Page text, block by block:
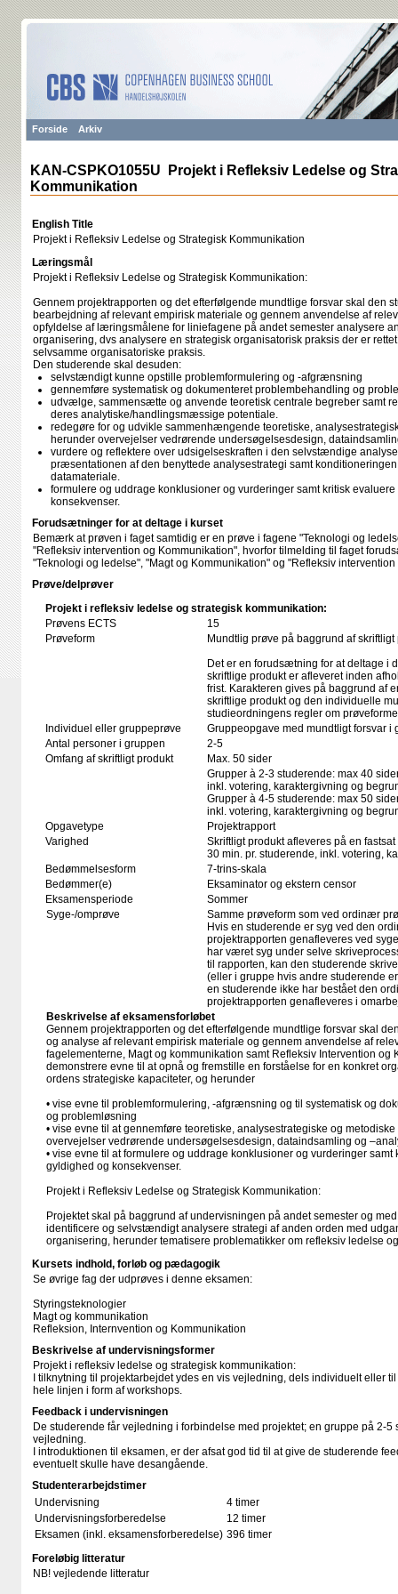
Forside Arkiv
KAN-CSPKO1055U Projekt i Refleksiv Ledelse og
Kommunikation
English Title
Projekt i Refleksiv Ledelse og Strategisk Kommunikation
Læringsmål
Projekt i Refleksiv Ledelse og Strategisk Kommunikation:
Gennem projektrapporten og det efterfølgende mundtlige forsvar skal den
bearbejdning af relevant empirisk materiale og gennem anvendelse af
opfyldelse af læringsmålene for liniefagene på andet semester analysere
organisering, dvs analysere en strategisk organisatorisk praksis der er
selvsamme organisatoriske praksis.
Den studerende skal desuden:
selvstændigt kunne opstille problemformulering og -afgrænsning
gennemføre systematisk og dokumenteret problembehandling og
udvælge, sammensætte og anvende teoretisk centrale begreber samt
deres analytiske/handlingsmæssige potentiale.
redegøre for og udvikle sammenhængende teoretiske,
herunder overvejelser vedrørende undersøgelsesdesign,
vurdere og reflektere over udsigelseskraften i den selvstændige
præsentationen af den benyttede analysestrategi samt
datamateriale.
formulere og uddrage konklusioner og vurderinger samt kritisk
konsekvenser.
Forudsætninger for at deltage i kurset
Bemærk at prøven i faget samtidig er en prøve i fagene "Teknologi og
"Refleksiv intervention og Kommunikation", hvorfor tilmelding til faget
"Teknologi og ledelse", "Magt og Kommunikation" og "Refleksiv
Prøve/delprøver
Projekt i refleksiv ledelse og strategisk kommunikation:
Prøvens ECTS
15
Prøveform
Mundtlig prøve på baggrund af skriftligt
Det er en forudsætning for at deltage i
skriftlige produkt er afleveret inden
frist. Karakteren gives på baggrund af
skriftlige produkt og den individuelle
studieordningens regler om
Individuel eller gruppeprøve
Gruppeopgave med mundtligt forsvar i
Antal personer i gruppen
2-5
Omfang af skriftligt produkt
Max. 50 sider
Grupper à 2-3 studerende: max 40
inkl. votering, karaktergivning og
Grupper à 4-5 studerende: max 50
inkl. votering, karaktergivning og
Opgavetype
Projektrapport
Varighed
Skriftligt produkt afleveres på en
30 min. pr. studerende, inkl. votering,
Bedømmelsesform
7-trins-skala
Bedømmer(e)
Eksaminator og ekstern censor
Eksamensperiode
Sommer
Syge-/omprøve
Samme prøveform som ved ordinær
Hvis en studerende er syg ved den
projektrapporten genafleveres ved
har været syg under selve
til rapporten, kan den studerende
(eller i gruppe hvis andre studerende
en studerende ikke har bestået den
projektrapporten genafleveres i
Beskrivelse af eksamensforløbet
Gennem projektrapporten og det efterfølgende mundtlige forsvar skal
og analyse af relevant empirisk materiale og gennem anvendelse af
fagelementerne, Magt og kommunikation samt Refleksiv Intervention og
demonstrere evne til at opnå og fremstille en forståelse for en konkret
ordens strategiske kapaciteter, og herunder
• vise evne til problemformulering, -afgrænsning og til systematisk og
og problemløsning
• vise evne til at gennemføre teoretiske, analysestrategiske og
overvejelser vedrørende undersøgelsesdesign, dataindsamling og
• vise evne til at formulere og uddrage konklusioner og vurderinger samt
gyldighed og konsekvenser.
Projekt i Refleksiv Ledelse og Strategisk Kommunikation:
Projektet skal på baggrund af undervisningen på andet semester og
identificere og selvstændigt analysere strategi af anden orden med
organisering, herunder tematisere problematikker om refleksiv ledelse
Kursets indhold, forløb og pædagogik
Se øvrige fag der udprøves i denne eksamen:
Styringsteknologier
Magt og kommunikation
Refleksion, Internvention og Kommunikation
Beskrivelse af undervisningsformer
Projekt i refleksiv ledelse og strategisk kommunikation:
I tilknytning til projektarbejdet ydes en vis vejledning, dels individuelt eller
hele linjen i form af workshops.
Feedback i undervisningen
De studerende får vejledning i forbindelse med projektet; en gruppe på 2-5
vejledning.
I introduktionen til eksamen, er der afsat god tid til at give de studerende
eventuelt skulle have desangående.
Studenterarbejdstimer
Undervisning
4 timer
Undervisningsforberedelse
12 timer
Eksamen (inkl. eksamensforberedelse) 396 timer
Foreløbig litteratur
NB! vejledende litteratur